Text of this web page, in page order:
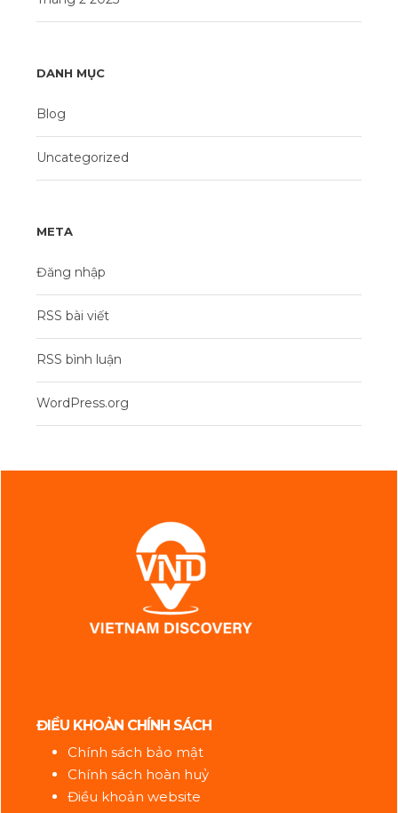
DANH MỤC
Blog
Uncategorized
META
Đăng nhập
RSS bài viết
RSS bình luận
WordPress.org
ĐIỀU KHOẢN CHÍNH SÁCH
Chính sách bảo mật
Chính sách hoàn huỷ
Điều khoản website